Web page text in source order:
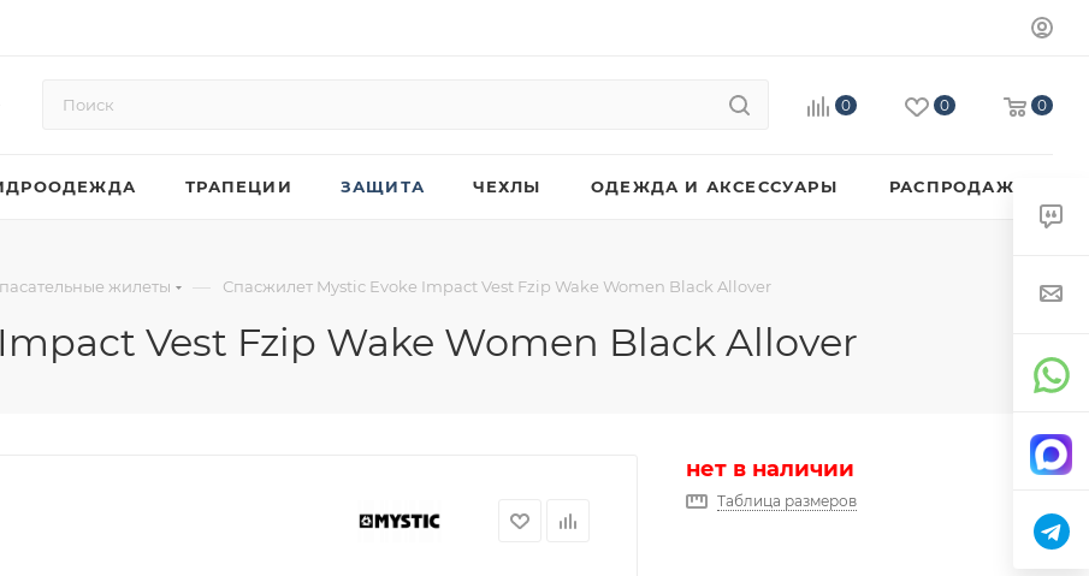
0 0 0
ТРАПЕЦИИ ЗАЩИТА ЧЕХЛЫ ОДЕЖДА И АКСЕССУАРЫ РАСПРОДАЖА
жилеты — Спасжилет Mystic Evoke Impact Vest Fzip Wake Women Black Allover
Vest Fzip Wake Women Black Allover
нет в наличии
Таблица размеров